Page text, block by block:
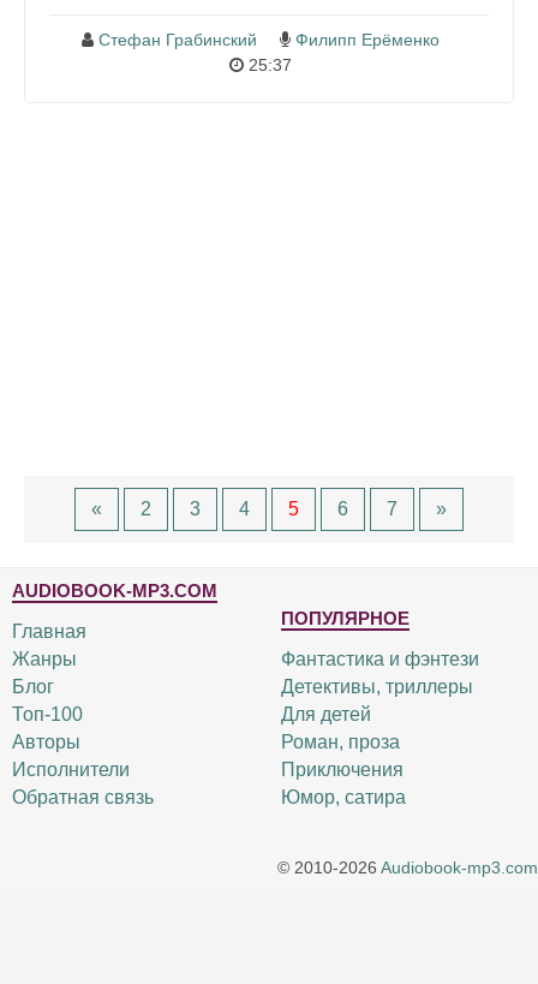
Стефан Грабинский
Филипп Ерёменко
25:37
« 2 3 4 5 6 7 »
AUDIOBOOK-MP3.COM
Главная
Жанры
Блог
Топ-100
Авторы
Исполнители
Обратная связь
ПОПУЛЯРНОЕ
Фантастика и фэнтези
Детективы, триллеры
Для детей
Роман, проза
Приключения
Юмор, сатира
© 2010-2026 Audiobook-mp3.com